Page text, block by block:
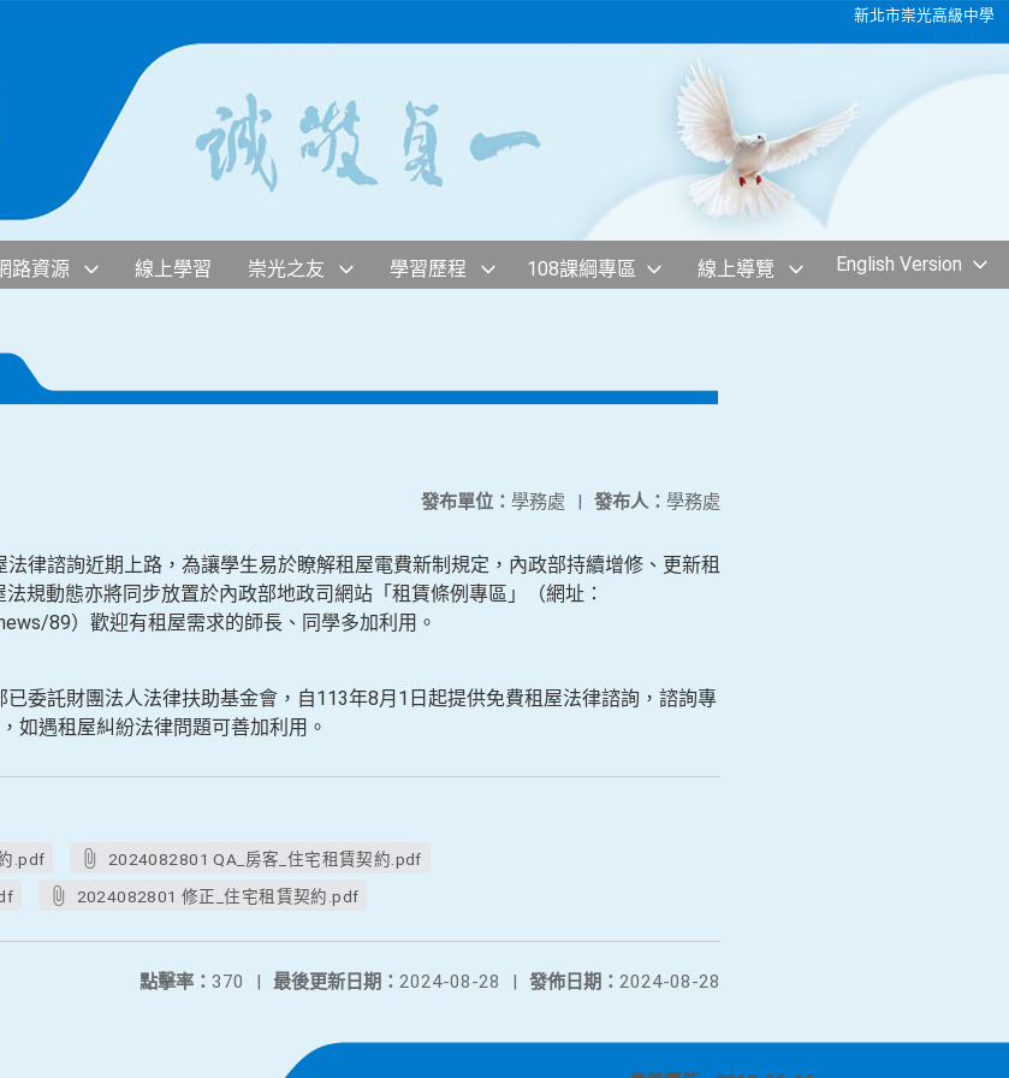
新北市崇光高級中學
路資源 線上學習 崇光之友 學習歷程 108課綱專區 線上導覽 English Version
發布人： 學務處
發布單位： 學務處 |
律諮詢近期上路，為讓學生易於瞭解租屋電費新制規定，內政部持續增修、更新租
規動態亦將同步放置於內政部地政司網站「租賃條例專區」（網址：
89）歡迎有租屋需求的師長、同學多加利用。
委託財團法人法律扶助基金會，自113年8月1日起提供免費租屋法律諮詢，諮詢專
如遇租屋糾紛法律問題可善加利用。
.pdf
2024082801 QA_房客_住宅租賃契約.pdf
2024082801 修正_住宅租賃契約.pdf
發佈日期： 2024-08-28
最後更新日期： 2024-08-28 |
點擊率： 370 |